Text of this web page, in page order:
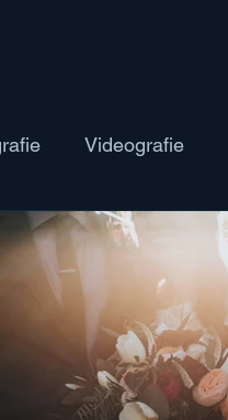
Videografie